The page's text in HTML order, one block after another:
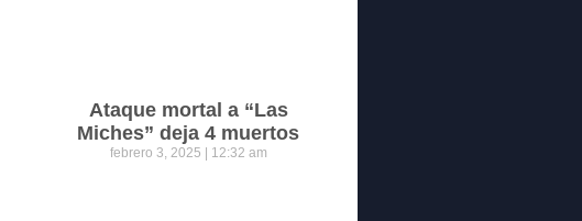
Ataque mortal a “Las
Miches” deja 4 muertos
febrero 3, 2025 12:32 am